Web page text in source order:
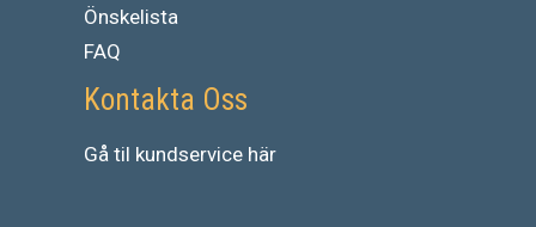
Önskelista
FAQ
Kontakta Oss
Gå til kundservice här